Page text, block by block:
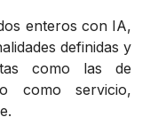
enteros con IA,
definidas y
como las de
como servicio,